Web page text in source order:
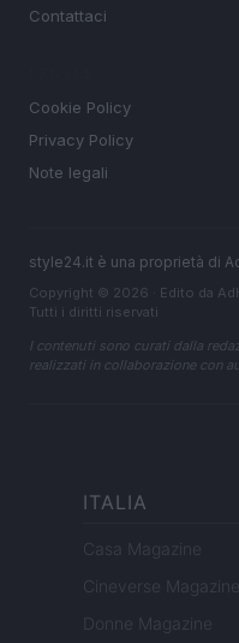
Contattaci
Cookie Policy
Privacy Policy
Note legali
style24.it è una proprietà di
Copyright © 2026 · Edito da
Tutti i diritti riservati
I contenuti sono curati dalla
realizzati in collaborazione con
ITALIA
Casa Magazine
Cineverse Magazine
Donne Magazine